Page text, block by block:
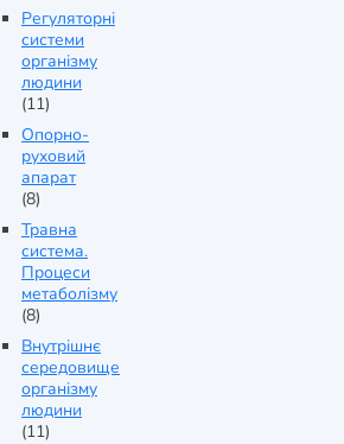
Регуляторні
системи
організму
людини
(11)
Опорно-
руховий
апарат
(8)
Травна
система.
Процеси
метаболізму
(8)
Внутрішнє
середовище
організму
людини
(11)